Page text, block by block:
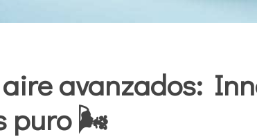
avanzados:
puro 🌬️